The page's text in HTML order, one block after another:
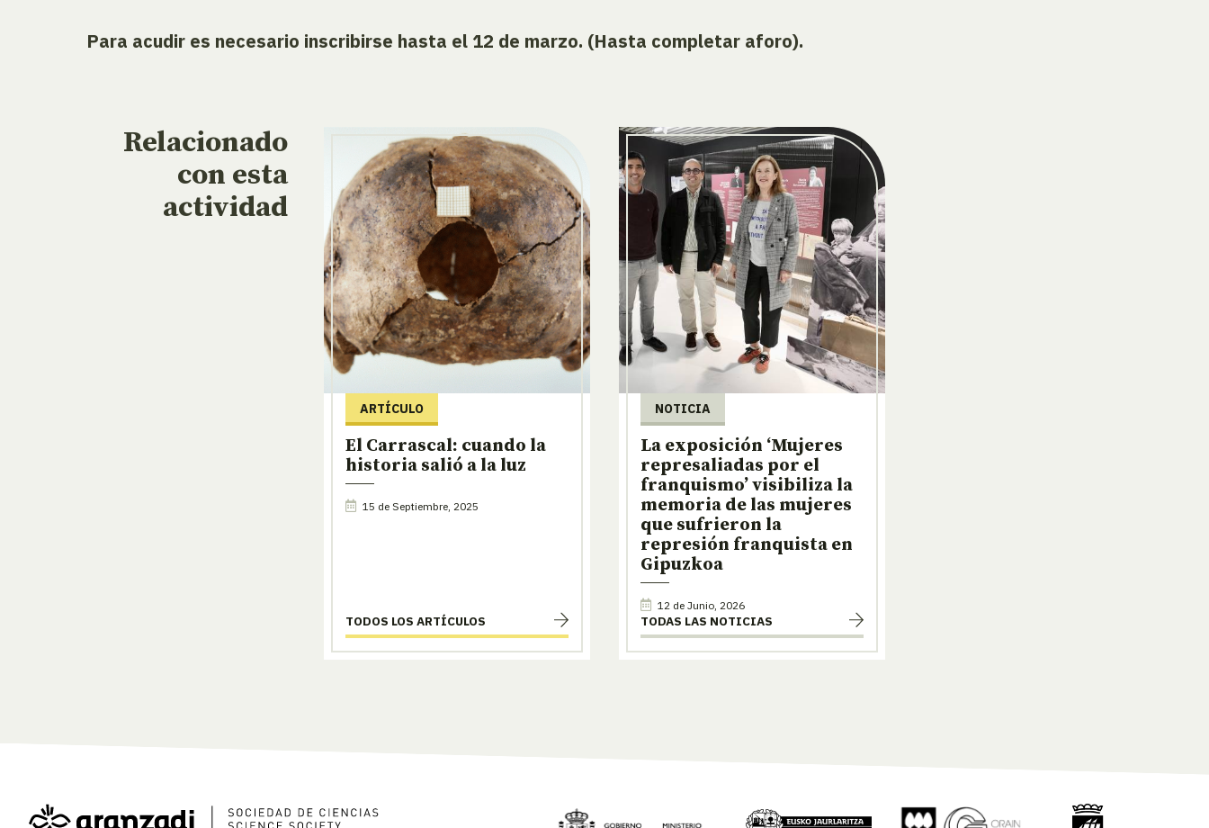
Para acudir es necesario inscribirse hasta el 12 de marzo. (Hasta completar aforo).
Relacionado
con esta
actividad
ARTÍCULO
El Carrascal: cuando la
historia salió a la luz
15 de Septiembre, 2025
TODOS LOS ARTÍCULOS
NOTICIA
La exposición ‘Mujeres
represaliadas por el
franquismo’ visibiliza la
memoria de las mujeres
que sufrieron la
represión franquista en
Gipuzkoa
12 de Junio, 2026
TODAS LAS NOTICIAS